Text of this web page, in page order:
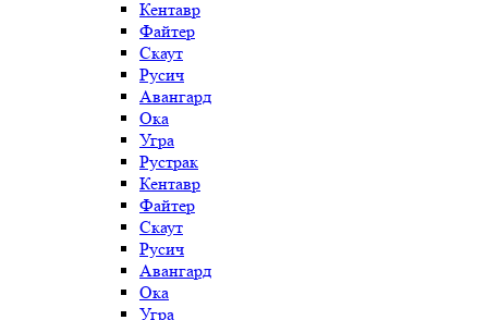
Кентавр
Файтер
Скаут
Русич
Авангард
Ока
Угра
Рустрак
Кентавр
Файтер
Скаут
Русич
Авангард
Ока
Угра